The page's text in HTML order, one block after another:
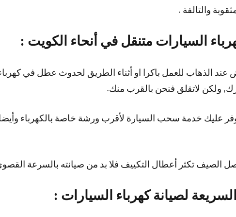
والتالفة .
السيارات متنقل في أنحاء الكويت :
عند الذهاب للعمل باكرا او أثناء الطريق لحدوث عطل في
ولكن لاتقلق فنحن بالقرب منك.
عليك خدمة سحب السيارة لأقرب ورشة خاصة بالكهرباء وأيضا
الصيف تكثر أعطال التكييف فلا بد من صيانته بالسرعة
لصيانة كهرباء السيارات :